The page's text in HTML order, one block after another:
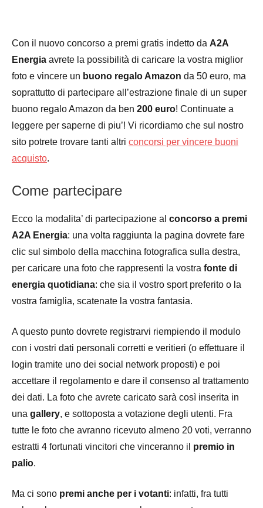
Con il nuovo concorso a premi gratis indetto da A2A
Energia avrete la possibilità di caricare la vostra miglior
foto e vincere un buono regalo Amazon da 50 euro, ma
soprattutto di partecipare all’estrazione finale di un super
buono regalo Amazon da ben 200 euro! Continuate a
leggere per saperne di piu’! Vi ricordiamo che sul nostro
sito potrete trovare tanti altri concorsi per vincere buoni
acquisto.
Come partecipare
Ecco la modalita’ di partecipazione al concorso a premi
A2A Energia: una volta raggiunta la pagina dovrete fare
clic sul simbolo della macchina fotografica sulla destra,
per caricare una foto che rappresenti la vostra fonte di
energia quotidiana: che sia il vostro sport preferito o la
vostra famiglia, scatenate la vostra fantasia.
A questo punto dovrete registrarvi riempiendo il modulo
con i vostri dati personali corretti e veritieri (o effettuare il
login tramite uno dei social network proposti) e poi
accettare il regolamento e dare il consenso al trattamento
dei dati. La foto che avrete caricato sarà così inserita in
una gallery, e sottoposta a votazione degli utenti. Fra
tutte le foto che avranno ricevuto almeno 20 voti, verranno
estratti 4 fortunati vincitori che vinceranno il premio in
palio.
Ma ci sono premi anche per i votanti: infatti, fra tutti